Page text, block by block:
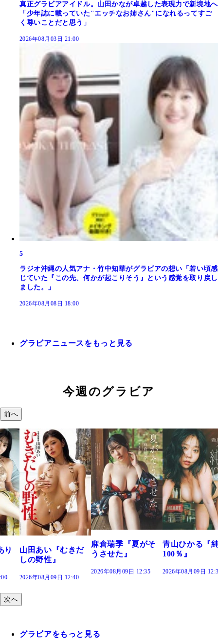
真正グラビアアイドル。山田かなが卓越した表現力で新境地へ
「少年誌に載っていた"エッチなお姉さん"になれるってすご
く尊いことだと思う」
2026年08月03日 21:00
5
ラジオ沖縄の人気アナ・竹中知華がグラビアの想い「若い頃感
じていた『この先、何かが起こりそう』という感覚を取り戻し
ました。」
2026年08月08日 18:00
グラビアニュースをもっと見る
今週のグラビア
前へ
山田あい『むきだ
しの野性』
2026年08月09日 12:40
麻倉瑞季『夏がそ
うさせた』
2026年08月09日 12:35
青山ひかる『
100％』
2026年08月09日
り
次へ
グラビアをもっと見る